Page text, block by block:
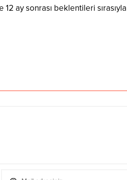
ay sonrası beklentileri